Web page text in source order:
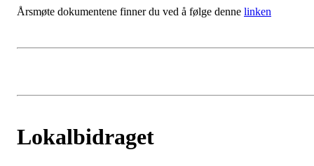
Årsmøte dokumentene finner du ved å følge denne linken
Lokalbidraget